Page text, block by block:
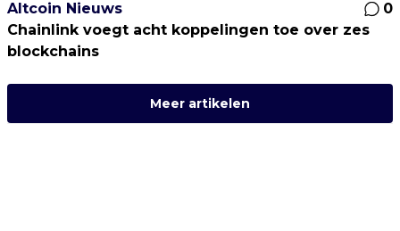
Altcoin Nieuws
0
Chainlink voegt acht koppelingen toe over zes
blockchains
Meer artikelen